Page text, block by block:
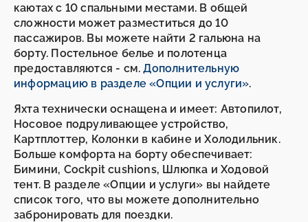
каютах с 10 спальными местами. В общей
сложности может разместиться до 10
пассажиров. Вы можете найти 2 гальюна на
борту. Постельное белье и полотенца
предоставляются - см.Дополнительную
информацию в разделе «Опции и услуги».
Яхта технически оснащена и имеет: Автопилот,
Носовое подруливающее устройство,
Картплоттер, Колонки в кабине и Холодильник.
Больше комфорта на борту обеспечивает:
Бимини, Cockpit cushions, Шлюпка и Ходовой
тент. В разделе «Опции и услуги» вы найдете
список того, что вы можете дополнительно
забронировать для поездки.